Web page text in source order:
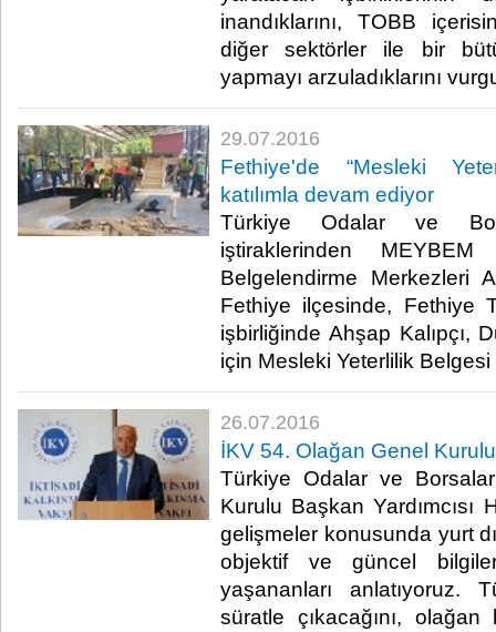
inandıklarını, TOBB
diğer sektörler ile bir
yapmayı arzuladıklarını
29.07.2016
Fethiye'de “Mesleki
katılımla devam ediyor
Türkiye Odalar ve
iştiraklerinden
Belgelendirme Merkezleri
Fethiye ilçesinde, Fethiye
işbirliğinde Ahşap Kalıpçı,
için Mesleki Yeterlilik Belgesi
26.07.2016
İKV 54. Olağan Genel Kurulu
Türkiye Odalar ve
Kurulu Başkan Yardımcısı
gelişmeler konusunda yurt
objektif ve güncel
yaşananları anlatıyoruz.
süratle çıkacağını,